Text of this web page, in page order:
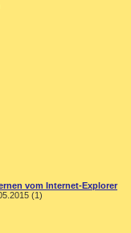
vom Internet-Explorer
(1)